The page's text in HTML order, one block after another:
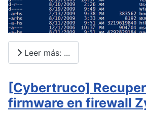
Leer más: ...
[Cybertruco]
firmware en firewall